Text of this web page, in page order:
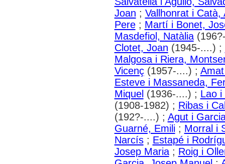
Joan ; Vallhonrat i Catà,
Pere; Martí i Bonet,
Masdefiol, Natàlia
Clotet, Joan (1945-....) ;
Malgosa i Riera,
Vicenç(1957-....) ;
Esteve i Massaneda,
Miquel (1936-....) ; Lao i
(1908-1982) ; Ribas i
(192?-....) ; Agut i
Guarné, Emili; Morral i
Narcís; Estapé i
Josep Maria; Roig i